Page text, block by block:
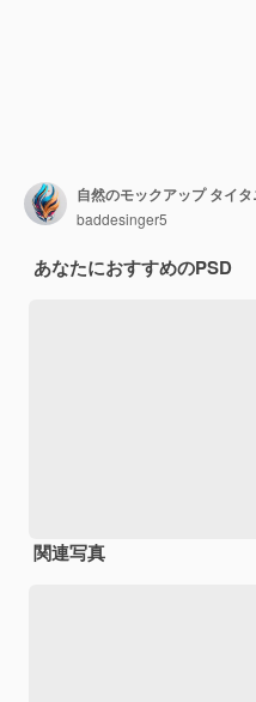
baddesinger5
あなたにおすすめのPSD
関連写真